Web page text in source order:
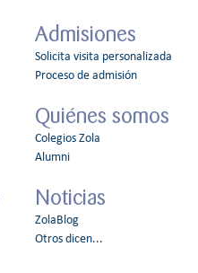
Admisiones
Solicita visita personalizada
Proceso de admisión
Quiénes somos
Colegios Zola
Alumni
Noticias
ZolaBlog
Otros dicen...